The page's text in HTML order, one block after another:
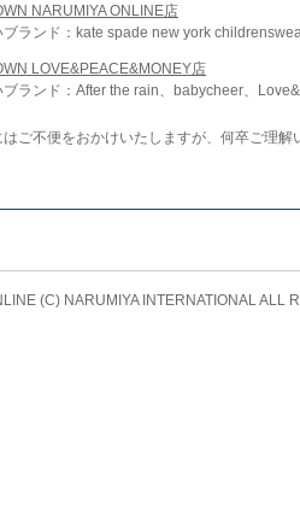
NARUMIYA ONLINE店
ブランド：kate spade new york
LOVE&PEACE&MONEY店
ブランド：After the rain、babycheer、
はご不便をおかけいたしますが、何卒ご理解